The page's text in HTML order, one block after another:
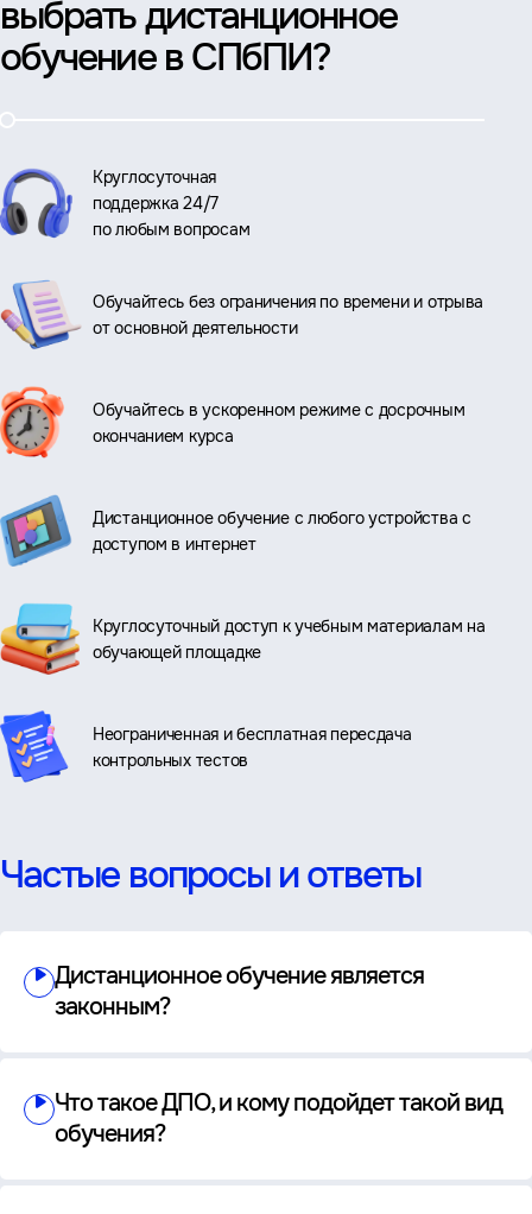
выбрать дистанционное
обучение в СПбПИ?
Круглосуточная
поддержка 24/7
по любым вопросам
Обучайтесь без ограничения по времени и отрыва
от основной деятельности
Обучайтесь в ускоренном режиме с досрочным
окончанием курса
Дистанционное обучение с любого устройства с
доступом в интернет
Круглосуточный доступ к учебным материалам на
обучающей площадке
Неограниченная и бесплатная пересдача
контрольных тестов
Частые вопросы и ответы
Дистанционное обучение является
законным?
Что такое ДПО, и кому подойдет такой вид
обучения?